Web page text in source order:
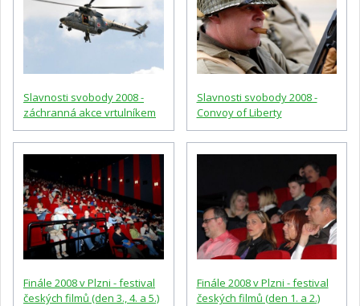
Slavnosti svobody 2008 -
záchranná akce vrtulníkem
Slavnosti svobody 2008 -
Convoy of Liberty
Finále 2008 v Plzni - festival
českých filmů (den 3., 4. a 5.)
Finále 2008 v Plzni - festival
českých filmů (den 1. a 2.)